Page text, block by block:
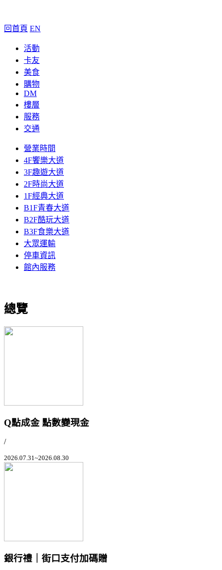
回首頁 EN
活動
卡友
美食
購物
DM
樓層
服務
交通
營業時間
4F饗樂大道
3F趣遊大道
2F時尚大道
1F經典大道
B1F青春大道
B2F酷玩大道
B3F食樂大道
大眾運輸
停車資訊
館內服務
總覽
Q點成金 點數變現金
/
2026.07.31~2026.08.30
銀行禮｜街口支付加碼贈